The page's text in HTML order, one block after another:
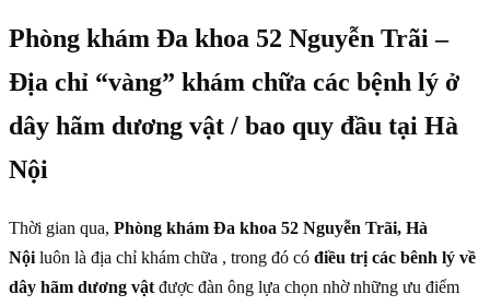
Phòng khám Đa khoa 52 Nguyễn Trãi –
Địa chỉ “vàng” khám chữa các bệnh lý ở
dây hãm dương vật / bao quy đầu tại Hà
Nội
Thời gian qua, Phòng khám Đa khoa 52 Nguyễn Trãi, Hà
Nội luôn là địa chỉ khám chữa , trong đó có điều trị các bênh lý về
dây hãm dương vật được đàn ông lựa chọn nhờ những ưu điểm